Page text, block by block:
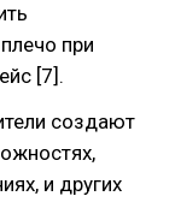
при
[7].
создают
и других